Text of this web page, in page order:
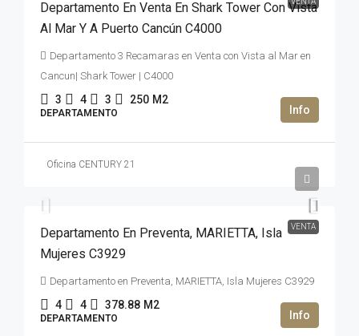
Departamento En Venta En Shark Tower Con Vista
Al Mar Y A Puerto Cancún C4000
Departamento 3 Recamaras en Venta con Vista al Mar en
Cancun| Shark Tower | C4000
3 4 3 250 M2
DEPARTAMENTO
Oficina CENTURY 21
VENTA
Departamento En Preventa, MARIETTA, Isla
Mujeres C3929
Departamento en Preventa, MARIETTA, Isla Mujeres C3929
4 4 378.88 M2
DEPARTAMENTO